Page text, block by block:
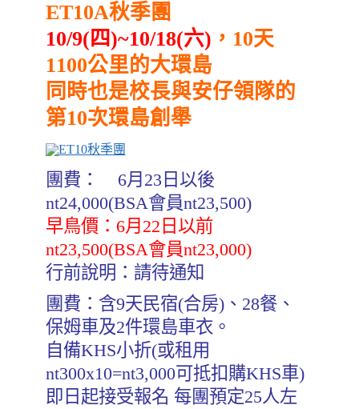
ET10A秋季團
10/9(四)~10/18(六) ，10天
1100公里的大環島
同時也是校長與安仔領隊的
第10次環島創舉
團費： 6月23日以後
nt24,000(BSA會員nt23,500)
早鳥價：6月22日以前
nt23,500(BSA會員nt23,000)
行前說明：請待通知
團費：含9天民宿(合房)、28餐、
保姆車及2件環島車衣。
自備KHS小折(或租用
nt300x10=nt3,000可抵扣購KHS車)
即日起接受報名 每團預定25人左